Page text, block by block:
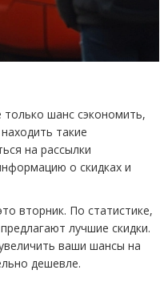
только шанс сэкономить,
такие
на рассылки
о скидках и
вторник. По статистике,
лучшие скидки.
ваши шансы на
дешевле.